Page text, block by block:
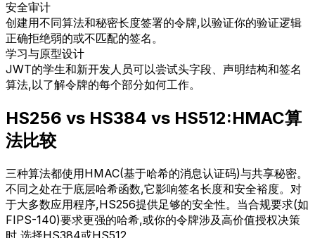
安全审计
创建用不同算法和秘密长度签署的令牌,以验证你的验证逻辑
正确拒绝弱的或不匹配的签名。
学习与原型设计
JWT的学生和新开发人员可以尝试头字段、声明结构和签名
算法,以了解令牌的每个部分如何工作。
HS256 vs HS384 vs HS512:HMAC算
法比较
三种算法都使用HMAC(基于哈希的消息认证码)与共享秘密。
不同之处在于底层哈希函数,它影响签名长度和安全裕度。对
于大多数应用程序,HS256提供足够的安全性。当合规要求(如
FIPS-140)要求更强的哈希,或你的令牌涉及高价值授权决策